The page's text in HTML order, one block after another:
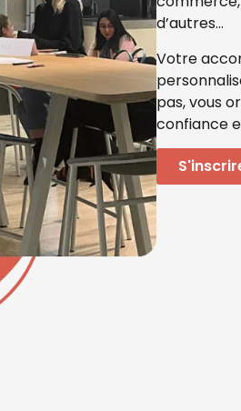
d’autres…
Votre
pas, vous
confiance